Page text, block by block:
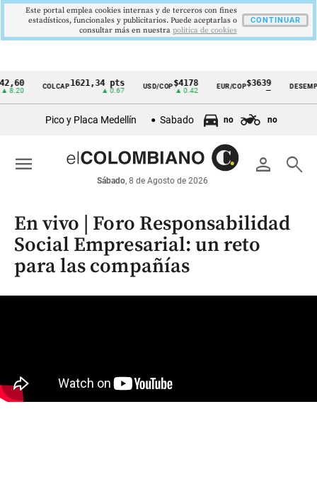
Cintillo
económicos
Colombia
COLCAP1621,34 pts USD/COP$4178
▲ 0.42
EUR/COP$3639
—
DESEMPLEO
▼
Pico y Placa Medellín Sabado no no
person search
Sábado, 8 de Agosto de 2026
menu
En vivo | Foro Responsabilidad
Social Empresarial: un reto
para las compañías
Este portal emplea cookies internas y de terceros con fines
estadísticos, funcionales y publicitarios. Puede aceptarlas o
consultar más en nuestra politica de cookies
CONTINUAR